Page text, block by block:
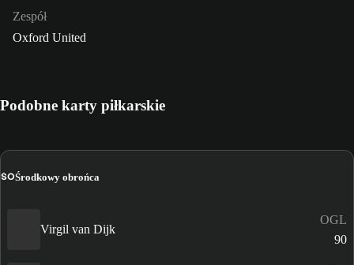
Zespół
Oxford United
Podobne karty piłkarskie
ŚOŚrodkowy obrońca
Virgil van Dijk
OGL
90